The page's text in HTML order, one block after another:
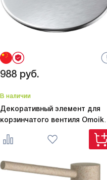
988 руб.
В наличии
Декоративный элемент для
корзинчатого вентиля Omoikiri